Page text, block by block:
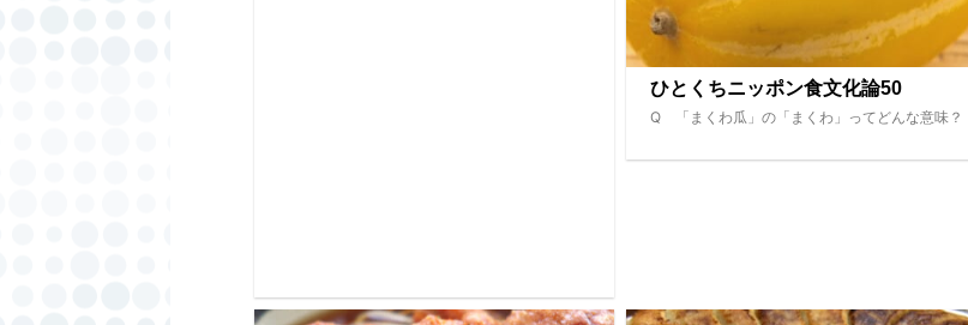
ひとくちニッポン食文化論50
Q 「まくわ瓜」の「まくわ」ってどんな意味？